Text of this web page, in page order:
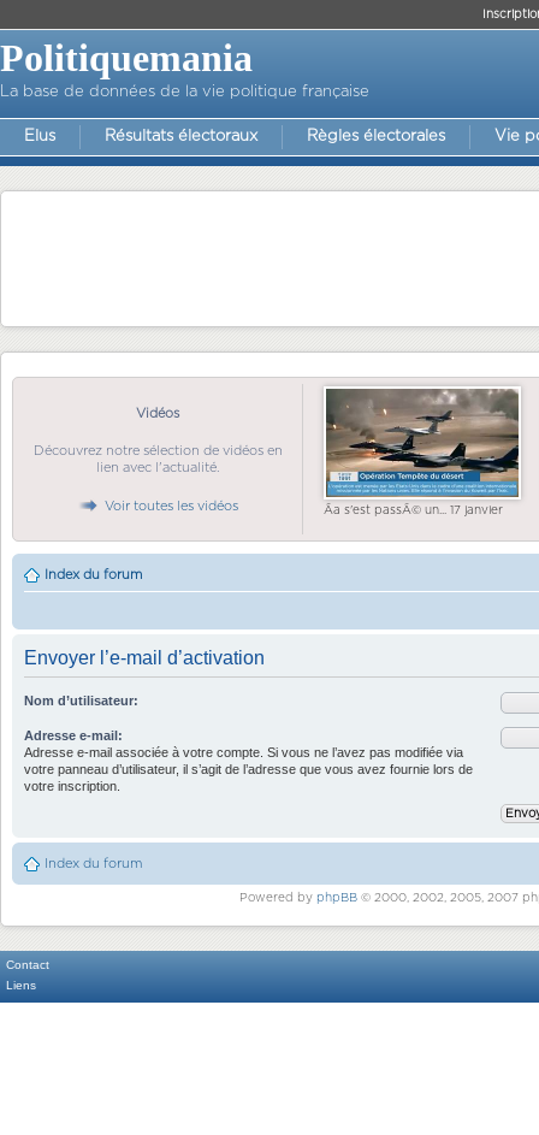
Politiquemania
La base de données de la vie politique française
Elus Résultats électoraux Règles électorales Vie
Vidéos
Découvrez notre sélection de vidéos en
lien avec l'actualité.
Voir toutes les vidéos Ãa s'est passÃ© un... 17 janvier
Index du forum
Envoyer l’e-mail d’activation
Nom d’utilisateur:
Adresse e-mail:
Adresse e-mail associée à votre compte. Si vous ne l’avez pas modifiée via
votre panneau d’utilisateur, il s’agit de l’adresse que vous avez fournie lors de
votre inscription.
Index du forum
Powered by phpBB© 2000, 2002, 2005, 2007
Contact
Liens